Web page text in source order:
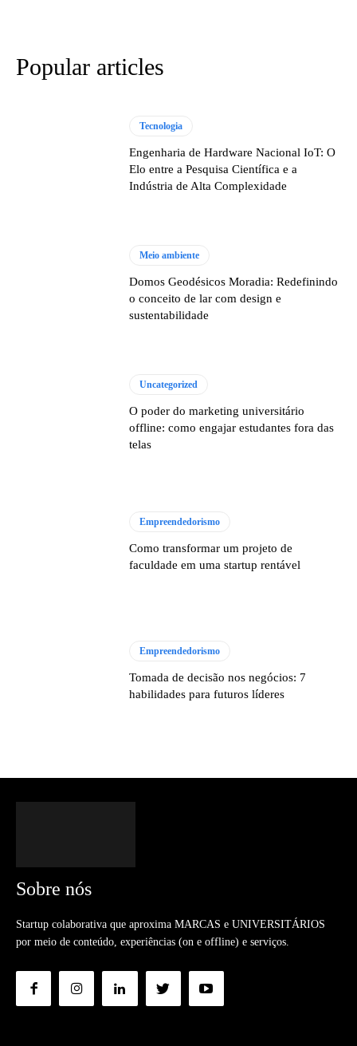
Popular articles
Tecnologia
Engenharia de Hardware Nacional IoT: O
Elo entre a Pesquisa Científica e a
Indústria de Alta Complexidade
Meio ambiente
Domos Geodésicos Moradia: Redefinindo
o conceito de lar com design e
sustentabilidade
Uncategorized
O poder do marketing universitário
offline: como engajar estudantes fora das
telas
Empreendedorismo
Como transformar um projeto de
faculdade em uma startup rentável
Empreendedorismo
Tomada de decisão nos negócios: 7
habilidades para futuros líderes
Sobre nós
Startup colaborativa que aproxima MARCAS e UNIVERSITÁRIOS
por meio de conteúdo, experiências (on e offline) e serviços.